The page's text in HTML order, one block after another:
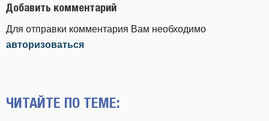
Добавить комментарий
Для отправки комментария Вам необходимо
авторизоваться
ЧИТАЙТЕ ПО ТЕМЕ: